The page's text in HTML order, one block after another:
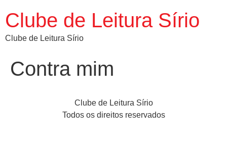
Clube de Leitura Sírio
Clube de Leitura Sírio
Contra mim
Clube de Leitura Sírio
Todos os direitos reservados